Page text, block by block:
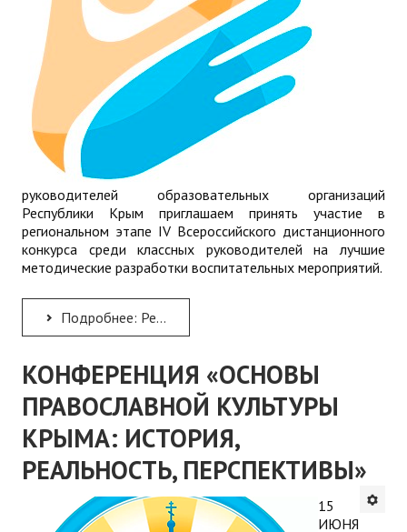
руководителей образовательных организаций
Республики Крым приглашаем принять участие в
региональном этапе IV Всероссийского дистанционного
конкурса среди классных руководителей на лучшие
методические разработки воспитательных мероприятий.
Подробнее: Региональный этап IV Всероссийского дистанционного конкурса среди классных руководителей на лучшие...
КОНФЕРЕНЦИЯ «ОСНОВЫ
ПРАВОСЛАВНОЙ КУЛЬТУРЫ
КРЫМА: ИСТОРИЯ,
РЕАЛЬНОСТЬ, ПЕРСПЕКТИВЫ»
15
ИЮНЯ